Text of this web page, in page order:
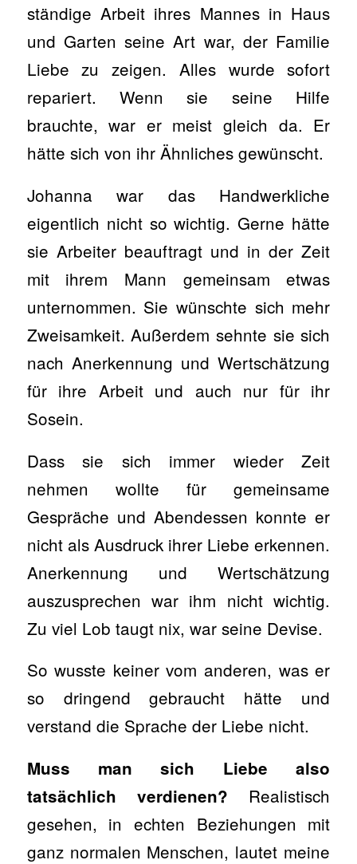
ständige Arbeit ihres Mannes in Haus
und Garten seine Art war, der Familie
Liebe zu zeigen. Alles wurde sofort
repariert. Wenn sie seine Hilfe
brauchte, war er meist gleich da. Er
hätte sich von ihr Ähnliches gewünscht.
Johanna war das Handwerkliche
eigentlich nicht so wichtig. Gerne hätte
sie Arbeiter beauftragt und in der Zeit
mit ihrem Mann gemeinsam etwas
unternommen. Sie wünschte sich mehr
Zweisamkeit. Außerdem sehnte sie sich
nach Anerkennung und Wertschätzung
für ihre Arbeit und auch nur für ihr
Sosein.
Dass sie sich immer wieder Zeit
nehmen wollte für gemeinsame
Gespräche und Abendessen konnte er
nicht als Ausdruck ihrer Liebe erkennen.
Anerkennung und Wertschätzung
auszusprechen war ihm nicht wichtig.
Zu viel Lob taugt nix, war seine Devise.
So wusste keiner vom anderen, was er
so dringend gebraucht hätte und
verstand die Sprache der Liebe nicht.
Muss man sich Liebe also
tatsächlich verdienen? Realistisch
gesehen, in echten Beziehungen mit
ganz normalen Menschen, lautet meine